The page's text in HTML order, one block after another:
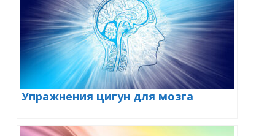
Упражнения цигун для мозга